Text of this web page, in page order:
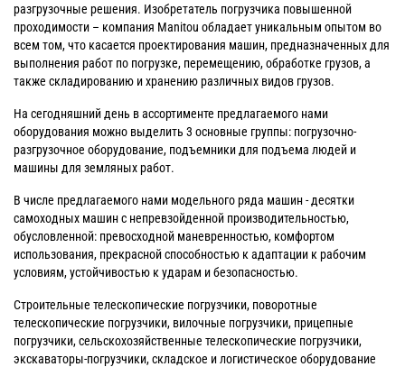
разгрузочные решения. Изобретатель погрузчика повышенной
проходимости – компания Manitou обладает уникальным опытом во
всем том, что касается проектирования машин, предназначенных для
выполнения работ по погрузке, перемещению, обработке грузов, а
также складированию и хранению различных видов грузов.
На сегодняшний день в ассортименте предлагаемого нами
оборудования можно выделить 3 основные группы: погрузочно-
разгрузочное оборудование, подъемники для подъема людей и
машины для земляных работ.
В числе предлагаемого нами модельного ряда машин - десятки
самоходных машин с непревзойденной производительностью,
обусловленной: превосходной маневренностью, комфортом
использования, прекрасной способностью к адаптации к рабочим
условиям, устойчивостью к ударам и безопасностью.
Строительные телескопические погрузчики, поворотные
телескопические погрузчики, вилочные погрузчики, прицепные
погрузчики, сельскохозяйственные телескопические погрузчики,
экскаваторы-погрузчики, складское и логистическое оборудование